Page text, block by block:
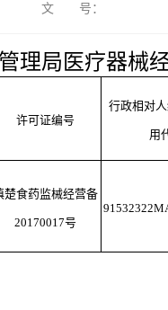
文 号：
理局医疗器械
许可证编号
行政相对
用
楚食药监械经营备
20170017号